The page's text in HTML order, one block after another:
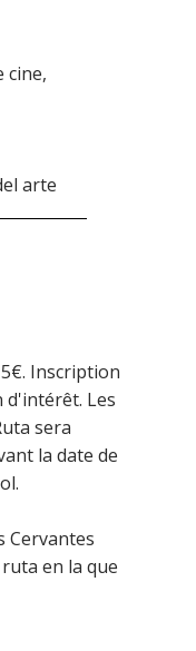
cine,
arte
Inscription
d'intérêt. Les
sera
la date de
Cervantes
en la que